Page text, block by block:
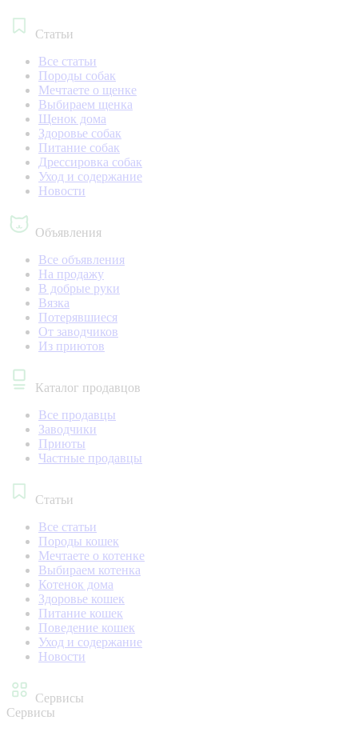
Статьи
Все статьи
Породы собак
Мечтаете о щенке
Выбираем щенка
Щенок дома
Здоровье собак
Питание собак
Дрессировка собак
Уход и содержание
Новости
Объявления
Все объявления
На продажу
В добрые руки
Вязка
Потерявшиеся
От заводчиков
Из приютов
Каталог продавцов
Все продавцы
Заводчики
Приюты
Частные продавцы
Статьи
Все статьи
Породы кошек
Мечтаете о котенке
Выбираем котенка
Котенок дома
Здоровье кошек
Питание кошек
Поведение кошек
Уход и содержание
Новости
Сервисы
Сервисы